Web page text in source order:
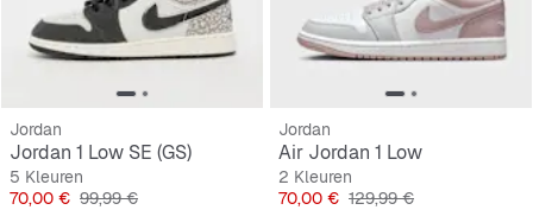
Jordan
Jordan 1 Low SE (GS)
5 Kleuren
Prijs
70,00 € Originele Prijs
99,99 €
Jordan
Air Jordan 1 Low
2 Kleuren
Prijs
70,00 € Originele Prijs
129,99 €